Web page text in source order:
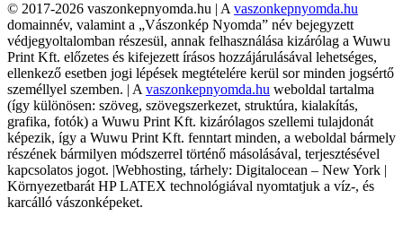
© 2017-2026 vaszonkepnyomda.hu | A vaszonkepnyomda.hu
domainnév, valamint a „Vászonkép Nyomda” név bejegyzett
védjegyoltalomban részesül, annak felhasználása kizárólag a Wuwu
Print Kft. előzetes és kifejezett írásos hozzájárulásával lehetséges,
ellenkező esetben jogi lépések megtételére kerül sor minden jogsértő
személlyel szemben. | A vaszonkepnyomda.hu weboldal tartalma
(így különösen: szöveg, szövegszerkezet, struktúra, kialakítás,
grafika, fotók) a Wuwu Print Kft. kizárólagos szellemi tulajdonát
képezik, így a Wuwu Print Kft. fenntart minden, a weboldal bármely
részének bármilyen módszerrel történő másolásával, terjesztésével
kapcsolatos jogot. |Webhosting, tárhely: Digitalocean – New York |
Környezetbarát HP LATEX technológiával nyomtatjuk a víz-, és
karcálló vászonképeket.